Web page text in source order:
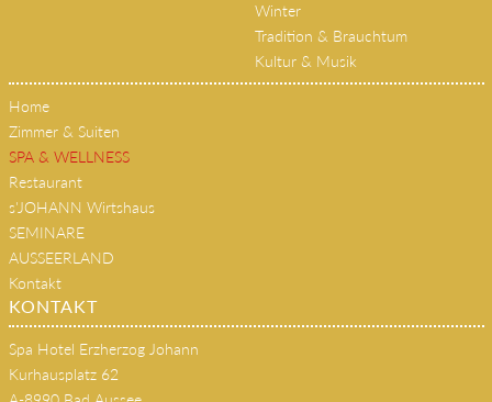
Naturschönheiten
Sommer
Winter
Tradition & Brauchtum
Home
Zimmer & Suiten
SPA & WELLNESS
Restaurant
s'JOHANN Wirtshaus
SEMINARE
AUSSEERLAND
Kontakt
KONTAKT
Spa Hotel Erzherzog Johann